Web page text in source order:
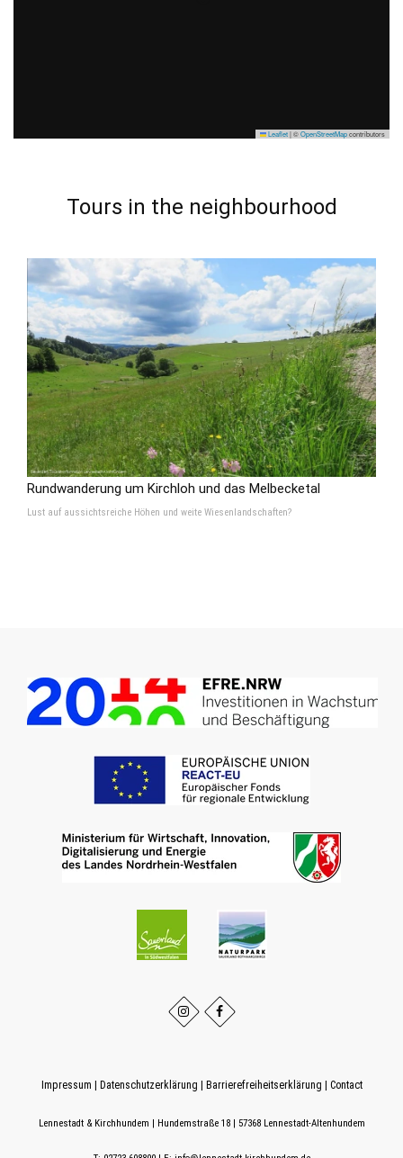
Leaflet|©OpenStreetMapcontributors
Tours in the neighbourhood
Rundwanderung um Kirchloh und das Melbecketal
Lust auf aussichtsreiche Höhen und weite Wiesenlandschaften?
Impressum | Datenschutzerklärung | Barrierefreiheitserklärung | Contact
Lennestadt & Kirchhundem Hundemstraße 18 57368 Lennestadt-Altenhundem